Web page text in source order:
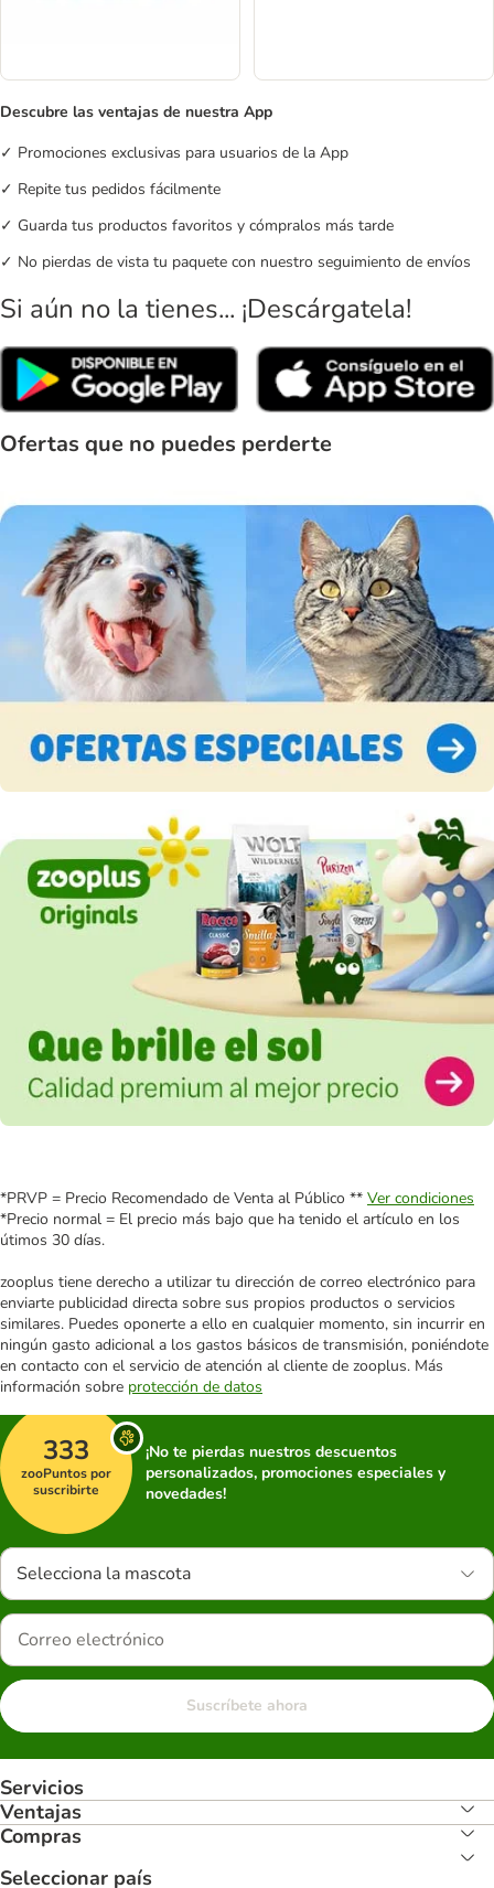
Descubre las ventajas de nuestra App
✓ Promociones exclusivas para usuarios de la App
✓ Repite tus pedidos fácilmente
✓ Guarda tus productos favoritos y cómpralos más tarde
✓ No pierdas de vista tu paquete con nuestro seguimiento de envíos
Si aún no la tienes... ¡Descárgatela!
Ofertas que no puedes perderte
*PRVP = Precio Recomendado de Venta al Público ** Ver condiciones
*Precio normal = El precio más bajo que ha tenido el artículo en los
útimos 30 días.
zooplus tiene derecho a utilizar tu dirección de correo electrónico para
enviarte publicidad directa sobre sus propios productos o servicios
similares. Puedes oponerte a ello en cualquier momento, sin incurrir en
ningún gasto adicional a los gastos básicos de transmisión, poniéndote
en contacto con el servicio de atención al cliente de zooplus. Más
información sobre protección de datos
333
zooPuntos por
suscribirte
¡No te pierdas nuestros descuentos
personalizados, promociones especiales y
novedades!
Selecciona la mascota
Suscríbete ahora
Servicios
Ventajas
Compras
Seleccionar país